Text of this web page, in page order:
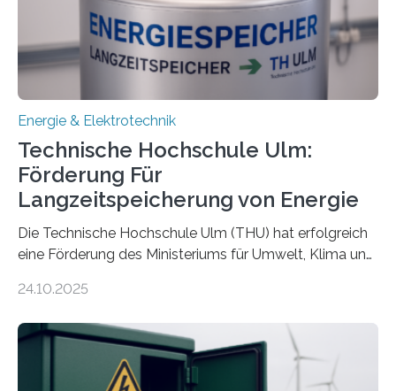
Energie & Elektrotechnik
Technische Hochschule Ulm:
Förderung Für
Langzeitspeicherung von Energie
Die Technische Hochschule Ulm (THU) hat erfolgreich
eine Förderung des Ministeriums für Umwelt, Klima und
Forschungsprojekt „LAGER – Langzeitspeicherung in
Quartieren“ eingeworben. Ziel des Projekts ist die
Entwicklung, Erprobung und Demonstration von
Konzepten zur langfristigen Energiespeicherung in
24.10.2025